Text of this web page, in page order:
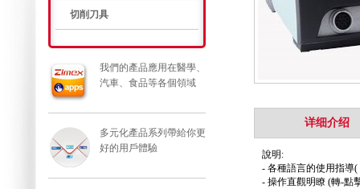
切削刀具
我們的產品應用在醫學、
汽車、食品等各個領域
多元化產品系列帶給你更
好的用戶體驗
详细介绍
說明:
- 各種語言的使用指導
- 操作直觀明瞭 (轉-點